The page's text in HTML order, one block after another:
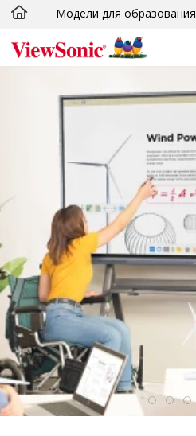
Skip to main content
Модели для образования